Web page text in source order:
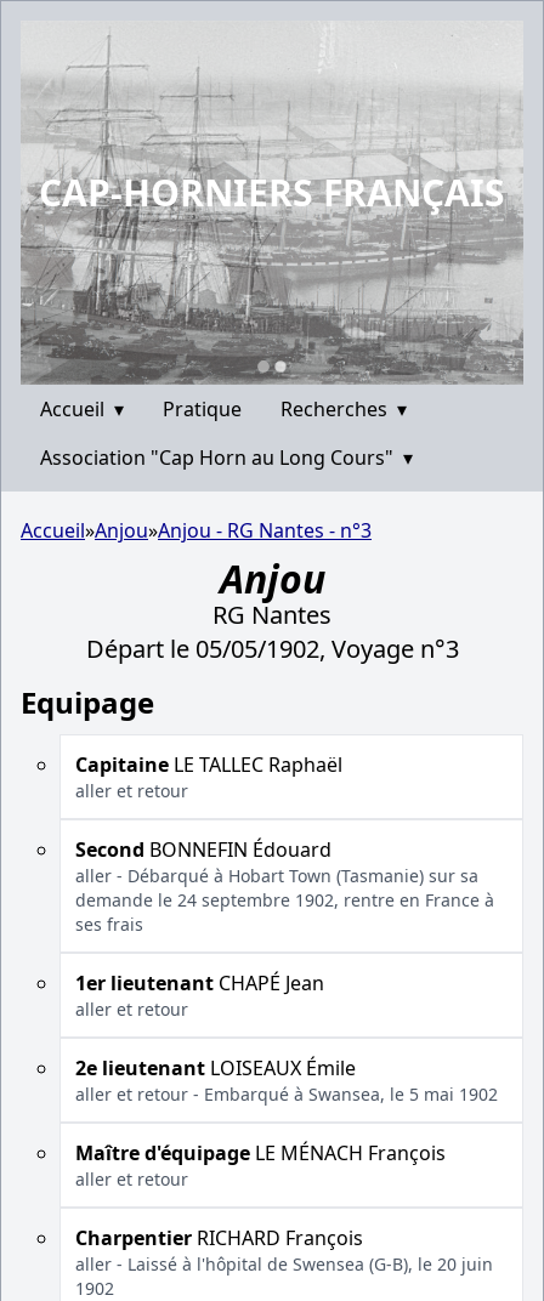
CAP-HORNIERS FRANÇAIS
Accueil ▾ Pratique Recherches ▾
Association "Cap Horn au Long Cours" ▾
Accueil»Anjou»Anjou - RG Nantes - n°3
Anjou
RG Nantes
Départ le 05/05/1902, Voyage n°3
Equipage
Capitaine LE TALLEC Raphaël
aller et retour
Second BONNEFIN Édouard
aller - Débarqué à Hobart Town (Tasmanie) sur sa
demande le 24 septembre 1902, rentre en France à
ses frais
1er lieutenant CHAPÉ Jean
aller et retour
2e lieutenant LOISEAUX Émile
aller et retour - Embarqué à Swansea, le 5 mai 1902
Maître d'équipage LE MÉNACH François
aller et retour
Charpentier RICHARD François
aller - Laissé à l'hôpital de Swensea (G-B), le 20 juin
1902